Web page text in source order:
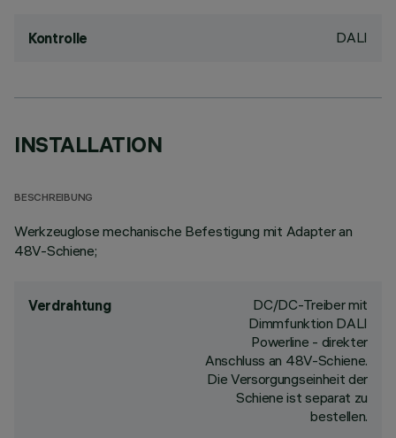
Kontrolle DALI
INSTALLATION
BESCHREIBUNG
Werkzeuglose mechanische Befestigung mit Adapter an
48V-Schiene;
Verdrahtung
DC/DC-Treiber mit
Dimmfunktion DALI
Powerline - direkter
Anschluss an 48V-Schiene.
Die Versorgungseinheit der
Schiene ist separat zu
bestellen.